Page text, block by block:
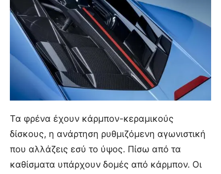
Τα φρένα έχουν κάρμπον-κεραμικούς
δίσκους, η ανάρτηση ρυθμιζόμενη αγωνιστική
που αλλάζεις εσύ το ύψος. Πίσω από τα
καθίσματα υπάρχουν δομές από κάρμπον. Οι